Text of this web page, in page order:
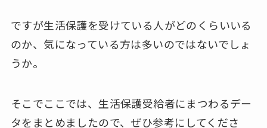
ですが生活保護を受けている人がどのくらいいる
のか、気になっている方は多いのではないでしょ
うか。
そこでここでは、生活保護受給者にまつわるデー
タをまとめましたので、ぜひ参考にしてくださ